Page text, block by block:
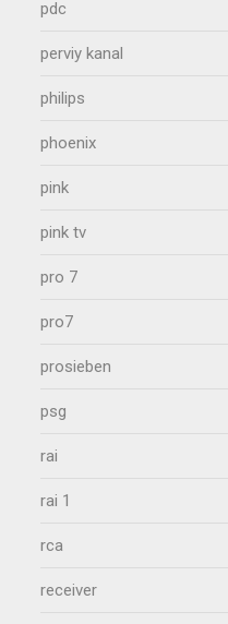
pdc
perviy kanal
philips
phoenix
pink
pink tv
pro 7
pro7
prosieben
psg
rai
rai 1
rca
receiver